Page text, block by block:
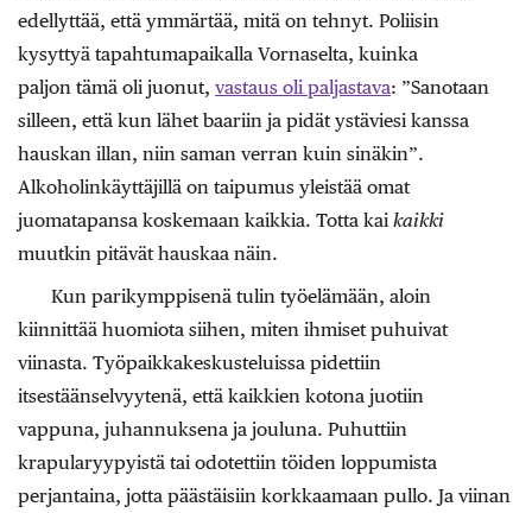
edellyttää, että ymmärtää, mitä on tehnyt. Poliisin
kysyttyä tapahtumapaikalla Vornaselta, kuinka
paljon tämä oli juonut, vastaus oli paljastava: ”Sanotaan
silleen, että kun lähet baariin ja pidät ystäviesi kanssa
hauskan illan, niin saman verran kuin sinäkin”.
Alkoholinkäyttäjillä on taipumus yleistää omat
juomatapansa koskemaan kaikkia. Totta kai kaikki
muutkin pitävät hauskaa näin.
Kun parikymppisenä tulin työelämään, aloin
kiinnittää huomiota siihen, miten ihmiset puhuivat
viinasta. Työpaikkakeskusteluissa pidettiin
itsestäänselvyytenä, että kaikkien kotona juotiin
vappuna, juhannuksena ja jouluna. Puhuttiin
krapularyypyistä tai odotettiin töiden loppumista
perjantaina, jotta päästäisiin korkkaamaan pullo. Ja viinan